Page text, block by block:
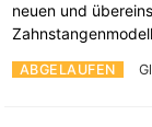
ABGELAUFEN
neuen und